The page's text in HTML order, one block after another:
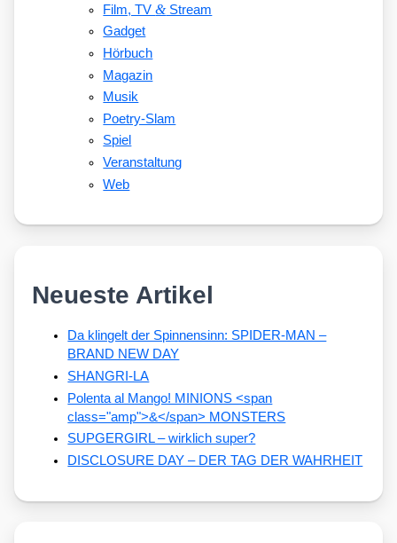
Film, TV&Stream
Gadget
Hörbuch
Magazin
Musik
Poetry-Slam
Spiel
Veranstaltung
Web
Neueste Artikel
Da klingelt der Spinnensinn: SPIDER-MAN –
BRAND NEW DAY
SHANGRI-LA
Polenta al Mango! MINIONS <span
class="amp">&</span> MONSTERS
SUPGERGIRL – wirklich super?
DISCLOSURE DAY – DER TAG DER WAHRHEIT